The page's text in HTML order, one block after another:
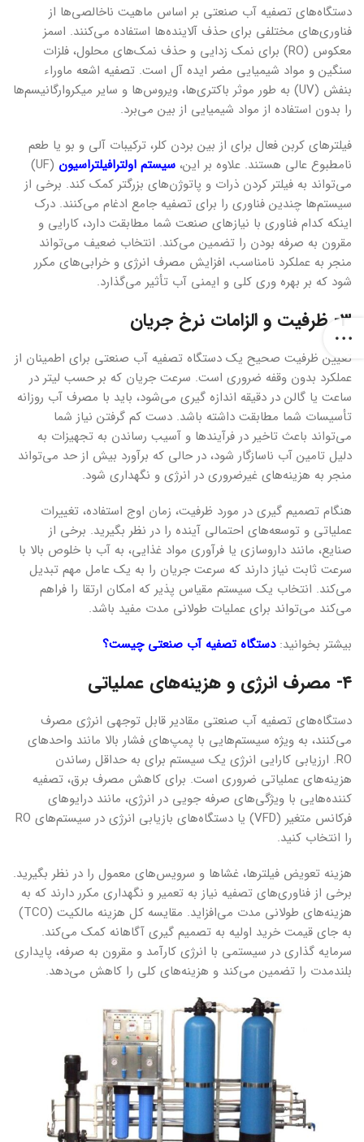
دستگاه‌های تصفیه آب صنعتی بر اساس ماهیت ناخالصی‌ها از
فناوری‌های مختلفی برای حذف آلاینده‌ها استفاده می‌کنند. اسمز
معکوس (RO) برای نمک زدایی و حذف نمک‌های محلول، فلزات
سنگین و مواد شیمیایی مضر ایده آل است. تصفیه اشعه ماوراء
بنفش (UV) به طور موثر باکتری‌ها، ویروس‌ها و سایر میکروارگانیسم‌ها
را بدون استفاده از مواد شیمیایی از بین می‌برد.
فیلترهای کربن فعال برای از بین بردن کلر، ترکیبات آلی و بو یا طعم
نامطبوع عالی هستند. علاوه بر این، سیستم اولترافیلتراسیون
(UF)
می‌تواند به فیلتر کردن ذرات و پاتوژن‌های بزرگتر کمک کند. برخی از
سیستم‌ها چندین فناوری را برای تصفیه جامع ادغام می‌کنند. درک
اینکه کدام فناوری با نیازهای صنعت شما مطابقت دارد، کارایی و
مقرون به صرفه بودن را تضمین می‌کند. انتخاب ضعیف می‌تواند
منجر به عملکرد نامناسب، افزایش مصرف انرژی و خرابی‌های مکرر
شود که بر بهره وری کلی و ایمنی آب تأثیر می‌گذارد.
۳- ظرفیت و الزامات نرخ جریان
تعیین ظرفیت صحیح یک دستگاه تصفیه آب صنعتی برای اطمینان از
عملکرد بدون وقفه ضروری است. سرعت جریان که بر حسب لیتر در
ساعت یا گالن در دقیقه اندازه گیری می‌شود، باید با مصرف آب روزانه
تأسیسات شما مطابقت داشته باشد. دست کم گرفتن نیاز شما
می‌تواند باعث تاخیر در فرآیندها و آسیب رساندن به تجهیزات به
دلیل تامین آب ناسازگار شود، در حالی که برآورد بیش از حد می‌تواند
منجر به هزینه‌های غیرضروری در انرژی و نگهداری شود.
هنگام تصمیم گیری در مورد ظرفیت، زمان اوج استفاده، تغییرات
عملیاتی و توسعه‌های احتمالی آینده را در نظر بگیرید. برخی از
صنایع، مانند داروسازی یا فرآوری مواد غذایی، به آب با خلوص بالا با
سرعت ثابت نیاز دارند که سرعت جریان را به یک عامل مهم تبدیل
می‌کند. انتخاب یک سیستم مقیاس پذیر که امکان ارتقا را فراهم
می‌کند می‌تواند برای عملیات طولانی مدت مفید باشد.
بیشتر بخوانید:دستگاه تصفیه آب صنعتی چیست؟
۴- مصرف انرژی و هزینه‌های عملیاتی
دستگاه‌های تصفیه آب صنعتی مقادیر قابل توجهی انرژی مصرف
می‌کنند، به ویژه سیستم‌هایی با پمپ‌های فشار بالا مانند واحدهای
RO. ارزیابی کارایی انرژی یک سیستم برای به حداقل رساندن
هزینه‌های عملیاتی ضروری است. برای کاهش مصرف برق، تصفیه
کننده‌هایی با ویژگی‌های صرفه جویی در انرژی، مانند درایوهای
فرکانس متغیر (VFD) یا دستگاه‌های بازیابی انرژی در سیستم‌های RO
را انتخاب کنید.
هزینه تعویض فیلترها، غشاها و سرویس‌های معمول را در نظر بگیرید.
برخی از فناوری‌های تصفیه نیاز به تعمیر و نگهداری مکرر دارند که به
هزینه‌های طولانی مدت می‌افزاید. مقایسه کل هزینه مالکیت (TCO)
به جای قیمت خرید اولیه به تصمیم گیری آگاهانه کمک می‌کند.
سرمایه گذاری در سیستمی با انرژی کارآمد و مقرون به صرفه، پایداری
بلندمدت را تضمین می‌کند و هزینه‌های کلی را کاهش می‌دهد.